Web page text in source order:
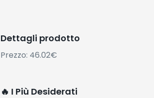
Dettagli prodotto
Prezzo: 46.02€
🔥 I Più Desiderati